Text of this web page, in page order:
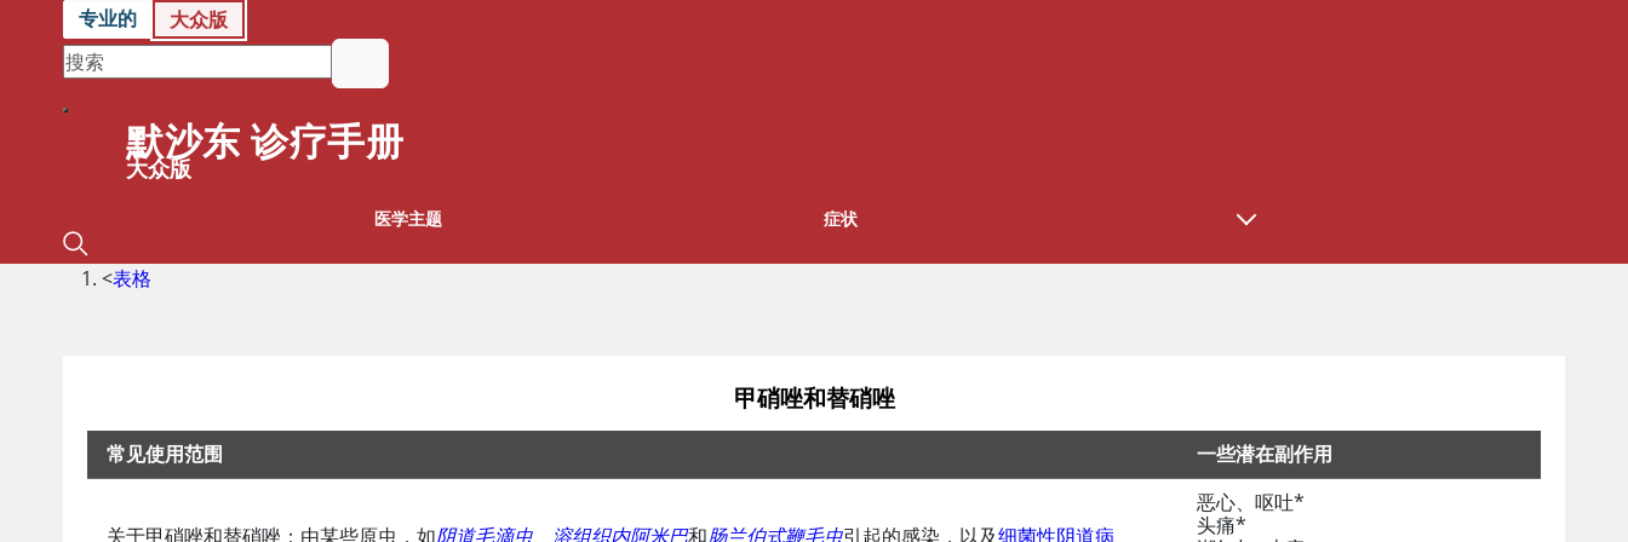
专业的 大众版
默沙东 诊疗手册
大众版
医学主题 症状
<表格
甲硝唑和替硝唑
常见使用范围 一些潜在副作用
关于甲硝唑和替硝唑：由某些原虫，如阴道毛滴虫 溶组织内阿米巴和肠兰伯式鞭毛虫引起的感染，以及细菌性阴道病
恶心、呕吐*
头痛*